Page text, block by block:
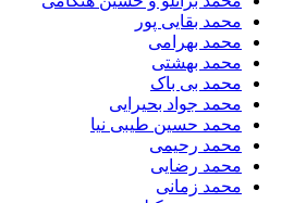
محمد بقایی پور
محمد بهرامی
محمد بهشتی
محمد بی باک
محمد جواد بحیرایی
محمد حسین طیبی نیا
محمد رحیمی
محمد رضایی
محمد زمانی